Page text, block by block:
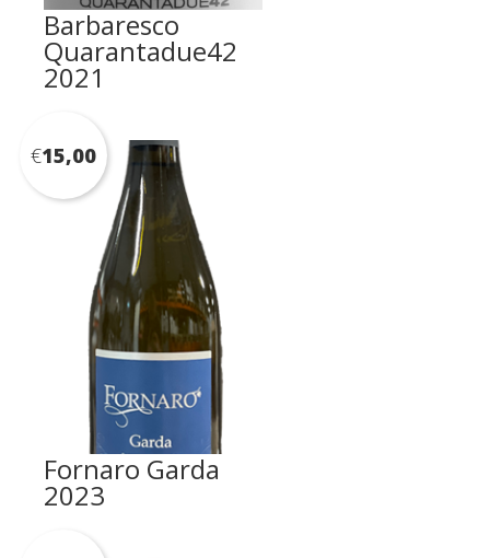
Barbaresco
Quarantadue42
2021
Fornaro Garda
2023
€15,00